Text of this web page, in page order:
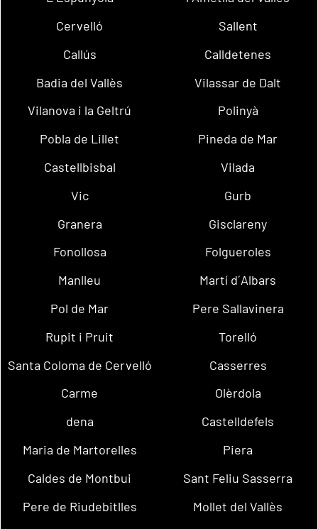
Cervelló
Sallent
Callús
Calldetenes
Badia del Vallès
Vilassar de Dalt
Vilanova i la Geltrú
Polinyà
Pobla de Lillet
Pineda de Mar
Castellbisbal
Vilada
Vic
Gurb
Granera
Gisclareny
Fonollosa
Folgueroles
Manlleu
Martí d´Albars
Pol de Mar
Pere Sallavinera
Rupit i Pruit
Torelló
Santa Coloma de Cervelló
Casserres
Carme
Olèrdola
dena
Castelldefels
Maria de Martorelles
Piera
Caldes de Montbui
Sant Feliu Sasserra
Pere de Riudebitlles
Mollet del Vallès